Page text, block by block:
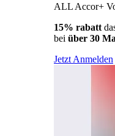
ALL Accor+
15% rabatt
bei über 30
Jetzt Anmelden